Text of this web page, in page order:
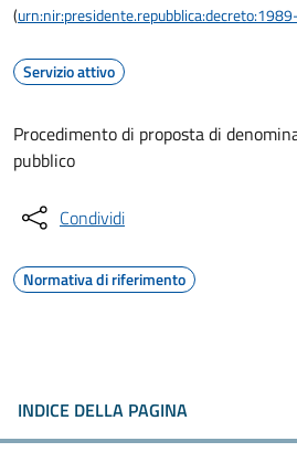
(
Servizio attivo
Procedimento di proposta di
pubblico
Condividi
Normativa di riferimento
INDICE DELLA PAGINA